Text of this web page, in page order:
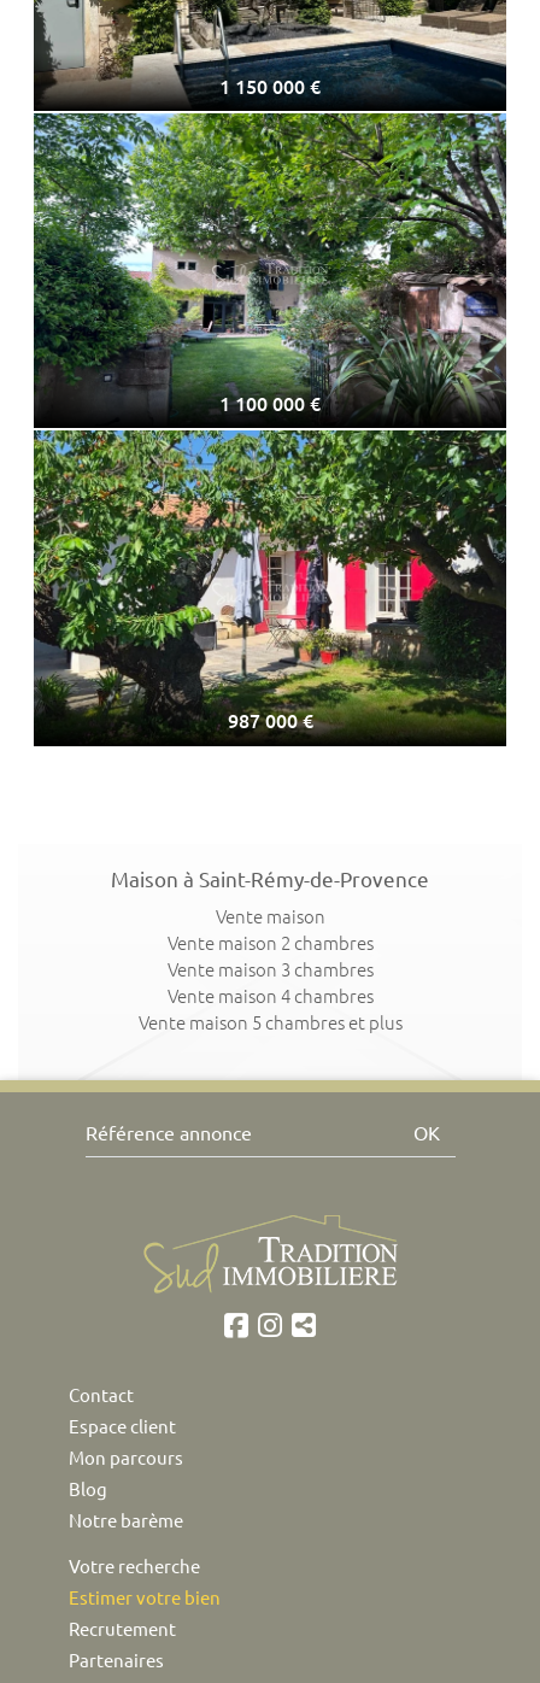
1 150 000 €
1 100 000 €
987 000 €
Maison à Saint-Rémy-de-Provence
Vente maison
Vente maison 2 chambres
Vente maison 3 chambres
Vente maison 4 chambres
Vente maison 5 chambres et plus
OK
Contact
Espace client
Mon parcours
Blog
Notre barème
Votre recherche
Estimer votre bien
Recrutement
Partenaires